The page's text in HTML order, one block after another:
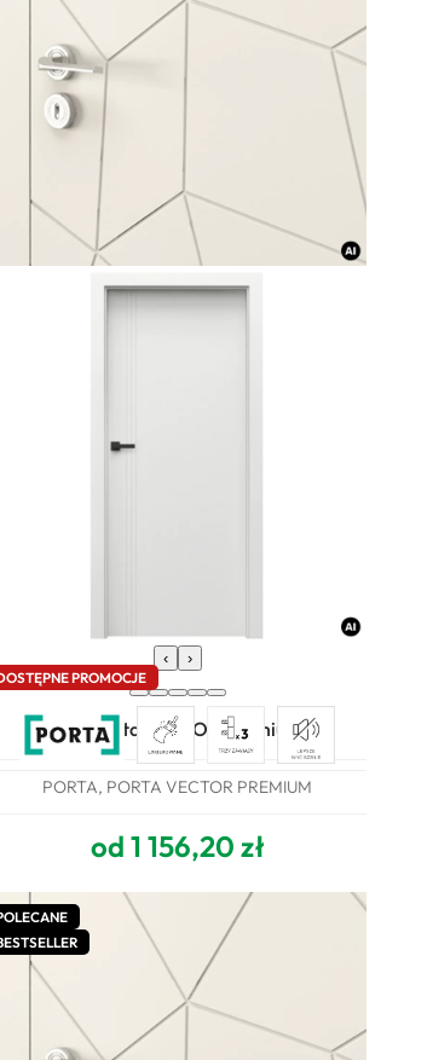
‹ ›
PROMOCJE
Drzwi Porta VECTOR Premium B
PORTA, PORTA VECTOR PREMIUM
od 1 156,20 zł